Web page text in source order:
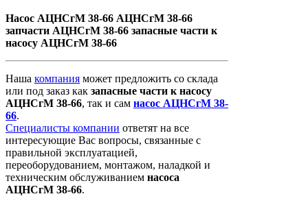
Насос АЦНСгМ 38-66 АЦНСгМ 38-66
запчасти АЦНСгМ 38-66 запасные части к
насосу АЦНСгМ 38-66
Наша компания может предложить со склада
или под заказ как запасные части кнасосу
АЦНСгМ 38-66, так и сам насос АЦНСгМ 38-
66.
Специалисты компании ответят на все
интересующие Вас вопросы, связанные с
правильной эксплуатацией,
переоборудованием, монтажом, наладкой и
техническим обслуживанием насоса
АЦНСгМ 38-66.